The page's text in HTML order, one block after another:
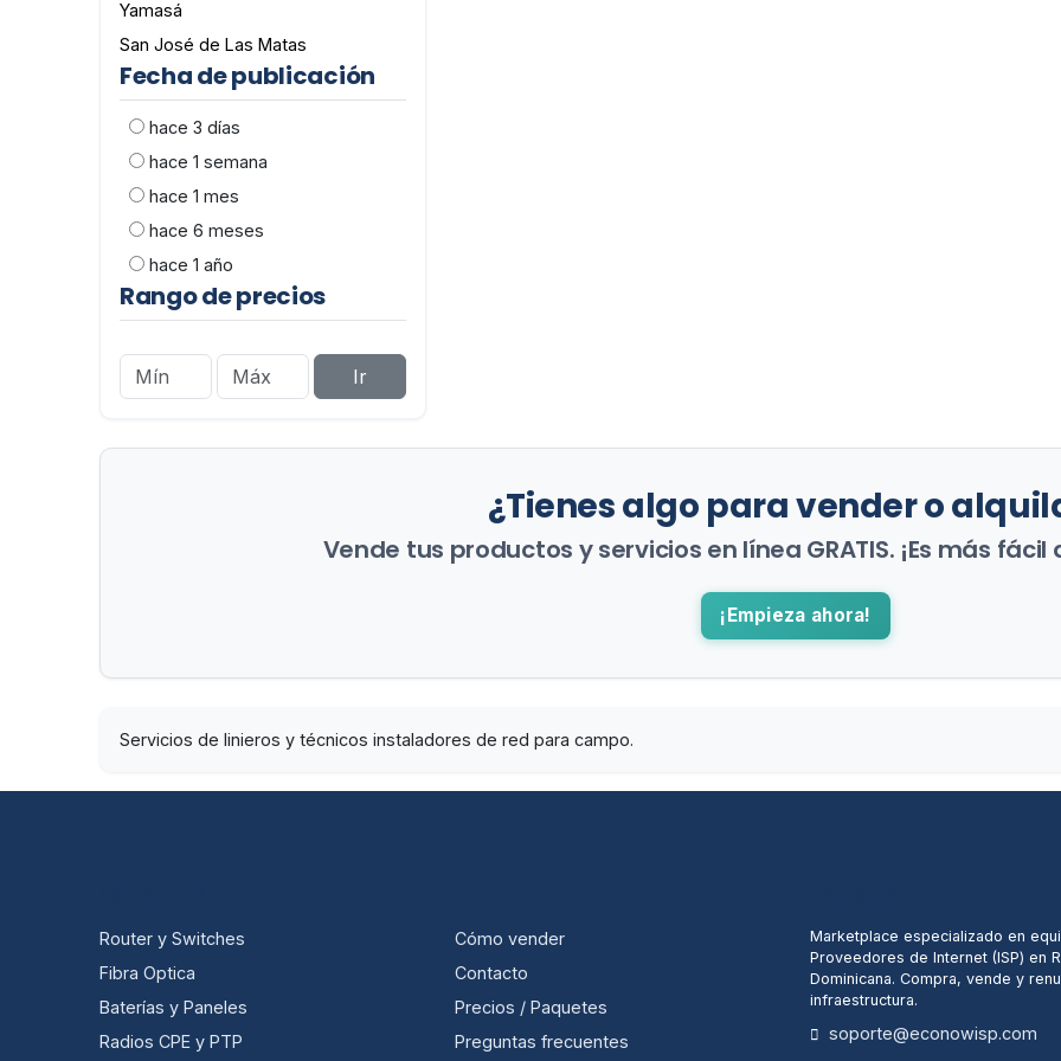
Yamasá
San José de Las Matas
Fecha de publicación
hace 3 días
hace 1 semana
hace 1 mes
hace 6 meses
hace 1 año
Rango de precios
Ir
¿Tienes algo para vender o
Vende tus productos y servicios en línea GRATIS. ¡Es más
¡Empieza ahora!
Servicios de linieros y técnicos instaladores de red para campo.
Router y Switches
Fibra Optica
Baterías y Paneles
Radios CPE y PTP
Cómo vender
Contacto
Precios / Paquetes
Preguntas frecuentes
Marketplace especializado en
Proveedores de Internet (ISP) en
Dominicana. Compra, vende y
infraestructura.
soporte@econowisp.com